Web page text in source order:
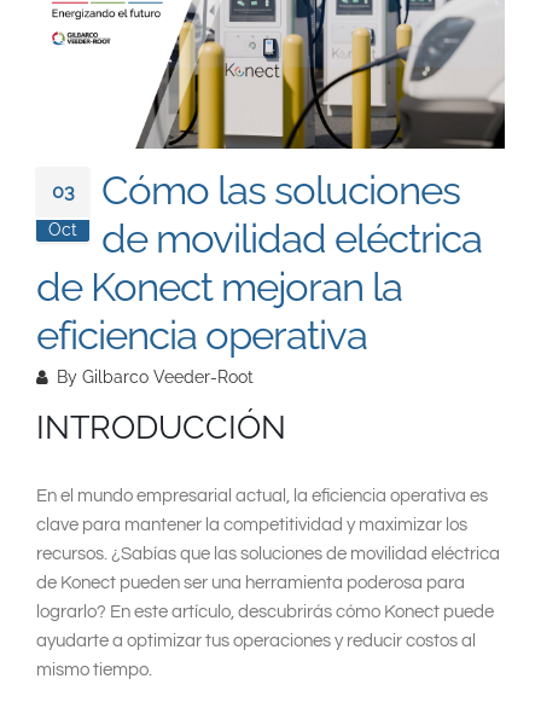
03
Oct
Cómo las soluciones
de movilidad eléctrica
de Konect mejoran la
eficiencia operativa
By Gilbarco Veeder-Root
INTRODUCCIÓN
En el mundo empresarial actual, la eficiencia operativa es
clave para mantener la competitividad y maximizar los
recursos. ¿Sabías que las soluciones de movilidad eléctrica
de Konect pueden ser una herramienta poderosa para
lograrlo? En este artículo, descubrirás cómo Konect puede
ayudarte a optimizar tus operaciones y reducir costos al
mismo tiempo.